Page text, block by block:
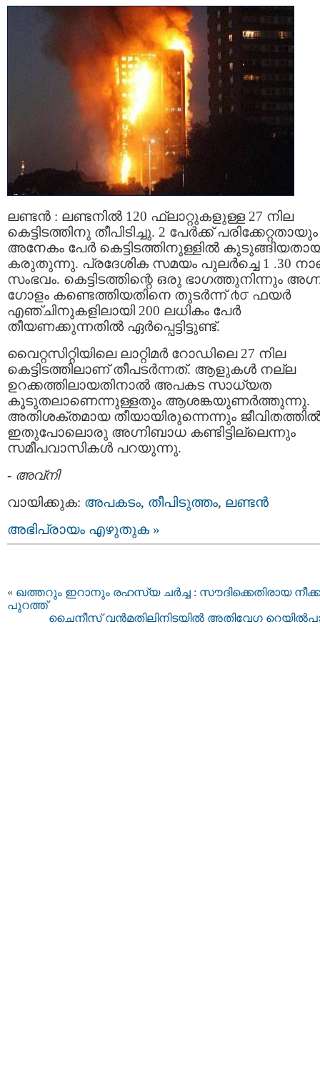
ലണ്ടന്‍ : ലണ്ടനില്‍ 120 ഫ്ലാറ്റുകളുള്ള 27 നില
കെട്ടിടത്തിനു തീപിടിച്ചു. 2 പേര്‍ക്ക് പരിക്കേറ്റതായും
അനേകം പേര്‍ കെട്ടിടത്തിനുള്ളില്‍
കരുതുന്നു. പ്രദേശിക സമയം പുലര്‍ച്ചെ 1 .30
സംഭവം. കെട്ടിടത്തിന്റെ ഒരു ഭാഗത്തുനിന്നും
ഗോളം കണ്ടെത്തിയതിനെ തുടര്‍ന്ന് ൪൦ ഫയര്‍
എഞ്ചിനുകളിലായി 200 ലധികം പേര്‍
തീയണക്കുന്നതില്‍ ഏര്‍പ്പെട്ടിട്ടുണ്ട്.
വൈറ്റസിറ്റിയിലെ ലാറ്റിമര്‍ റോഡിലെ 27 നില
കെട്ടിടത്തിലാണ് തീപടര്‍ന്നത്. ആളുകള്‍ നല്ല
ഉറക്കത്തിലായതിനാല്‍ അപകട സാധ്യത
കൂടുതലാണെന്നുള്ളതും ആശങ്കയുണര്‍ത്തുന്നു.
അതിശക്തമായ തീയായിരുന്നെന്നും
ഇതുപോലൊരു അഗ്നിബാധ കണ്ടിട്ടില്ലെന്നും
സമീപവാസികള്‍ പറയുന്നു.
- അവ്നി
വായിക്കുക: അപകടം, തീപിടുത്തം, ലണ്ടന്‍
അഭിപ്രായം എഴുതുക »
« ഖത്തറും ഇറാനും രഹസ്യ ചര്‍ച്ച : സൗദിക്കെതിരായ
പുറത്ത്
ചൈനീസ് വന്‍മതിലിനിടയില്‍ അതിവേഗ